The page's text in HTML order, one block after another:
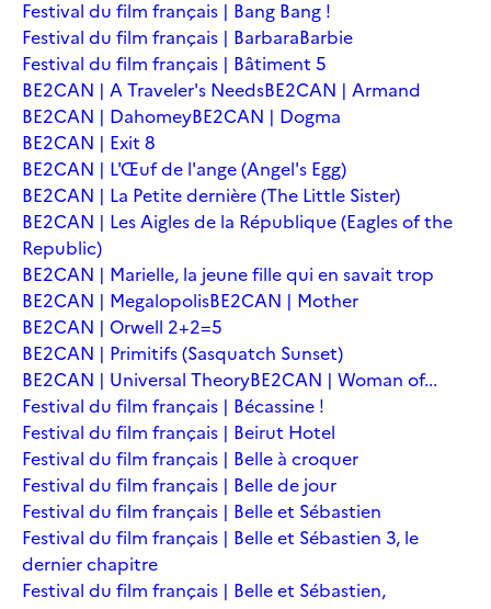
Festival du film français | Bang Bang !
Festival du film français | BarbaraBarbie
Festival du film français | Bâtiment 5
BE2CAN | A Traveler's NeedsBE2CAN | Armand
BE2CAN | DahomeyBE2CAN | Dogma
BE2CAN | Exit 8
BE2CAN | L'Œuf de l'ange (Angel's Egg)
BE2CAN | La Petite dernière (The Little Sister)
BE2CAN | Les Aigles de la République (Eagles of the
Republic)
BE2CAN | Marielle, la jeune fille qui en savait trop
BE2CAN | MegalopolisBE2CAN | Mother
BE2CAN | Orwell 2+2=5
BE2CAN | Primitifs (Sasquatch Sunset)
BE2CAN | Universal TheoryBE2CAN | Woman of...
Festival du film français | Bécassine !
Festival du film français | Beirut Hotel
Festival du film français | Belle à croquer
Festival du film français | Belle de jour
Festival du film français | Belle et Sébastien
Festival du film français | Belle et Sébastien 3, le
dernier chapitre
Festival du film français | Belle et Sébastien,